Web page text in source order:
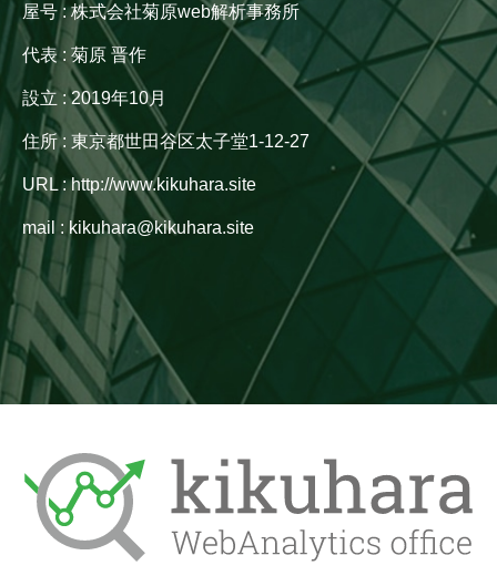
屋号 : 株式会社菊原web解析事務所
代表 : 菊原 晋作
設立 : 2019年10月
住所 : 東京都世田谷区太子堂1-12-27
URL : http://www.kikuhara.site
mail : kikuhara@kikuhara.site